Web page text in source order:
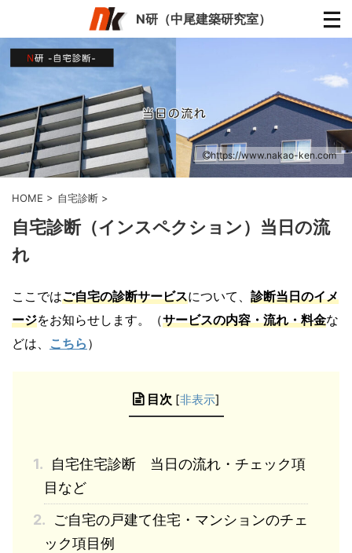
N研（中尾建築研究室）
https://www.nakao-ken.com
HOME > 自宅診断 >
自宅診断（インスペクション）当日の流
れ
ここではご自宅の診断サービスについて、 診断当日のイメ
ージをお知らせします。（サービスの内容・流れ・料金な
どは、 こちら ）
目次 [非表示]
1.
自宅住宅診断 当日の流れ・チェック項
目など
2.
ご自宅の戸建て住宅・マンションのチェ
ック項目例